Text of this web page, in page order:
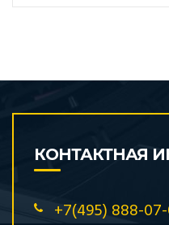
КОНТАКТНАЯ
+7(495) 888-